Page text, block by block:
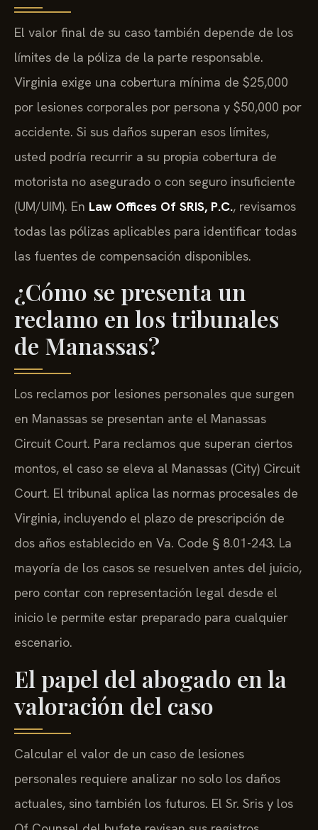
El valor final de su caso también depende de los
límites de la póliza de la parte responsable.
Virginia exige una cobertura mínima de $25,000
por lesiones corporales por persona y $50,000 por
accidente. Si sus daños superan esos límites,
usted podría recurrir a su propia cobertura de
motorista no asegurado o con seguro insuficiente
(UM/UIM). En Law Offices Of SRIS, P.C., revisamos
todas las pólizas aplicables para identificar todas
las fuentes de compensación disponibles.
¿Cómo se presenta un
reclamo en los tribunales
de Manassas?
Los reclamos por lesiones personales que surgen
en Manassas se presentan ante el Manassas
Circuit Court. Para reclamos que superan ciertos
montos, el caso se eleva al Manassas (City) Circuit
Court. El tribunal aplica las normas procesales de
Virginia, incluyendo el plazo de prescripción de
dos años establecido en Va. Code § 8.01-243. La
mayoría de los casos se resuelven antes del juicio,
pero contar con representación legal desde el
inicio le permite estar preparado para cualquier
escenario.
El papel del abogado en la
valoración del caso
Calcular el valor de un caso de lesiones
personales requiere analizar no solo los daños
actuales, sino también los futuros. El Sr. Sris y los